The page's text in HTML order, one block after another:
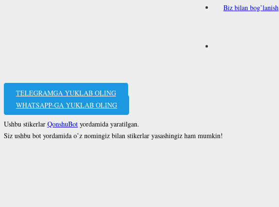
Biz bilan bog’lanish
TELEGRAMGA YUKLAB OLING
WHATSAPP-GA YUKLAB OLING
Ushbu stikerlar QonshuBot yordamida yaratilgan.
Siz ushbu bot yordamida o’z nomingiz bilan stikerlar yasashingiz ham mumkin!